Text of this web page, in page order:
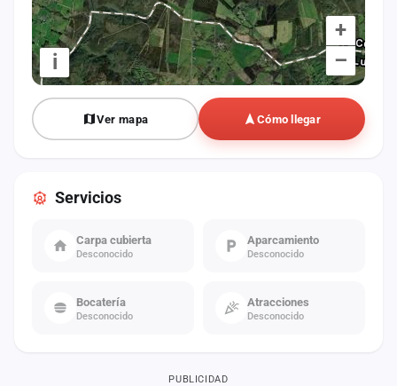
+
–
i
Ver mapa Cómo llegar
Servicios
Carpa cubierta
Desconocido
Aparcamiento
Desconocido
Bocatería
Desconocido
Atracciones
Desconocido
PUBLICIDAD